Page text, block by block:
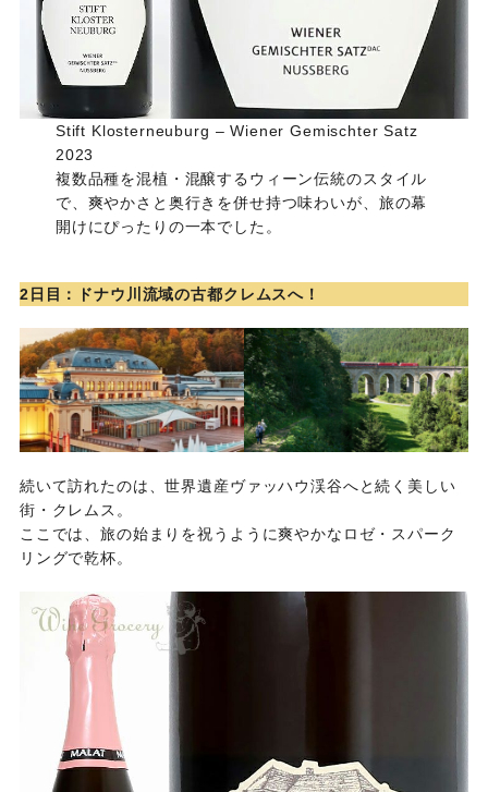
Stift Klosterneuburg – Wiener Gemischter Satz
2023
複数品種を混植・混醸するウィーン伝統のスタイル
で、爽やかさと奥行きを併せ持つ味わいが、旅の幕
開けにぴったりの一本でした。
2日目：ドナウ川流域の古都クレムスへ！
続いて訪れたのは、世界遺産ヴァッハウ渓谷へと続く美しい
街・クレムス。
ここでは、旅の始まりを祝うように爽やかなロゼ・スパーク
リングで乾杯。